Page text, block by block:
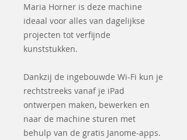
Maria Horner is deze machine
ideaal voor alles van dagelijkse
projecten tot verfijnde
kunststukken.
Dankzij de ingebouwde Wi-Fi kun je
rechtstreeks vanaf je iPad
ontwerpen maken, bewerken en
naar de machine sturen met
behulp van de gratis Janome-apps.